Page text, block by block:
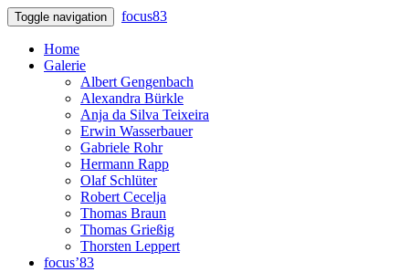
Toggle navigation focus83
Home
Galerie
Albert Gengenbach
Alexandra Bürkle
Anja da Silva Teixeira
Erwin Wasserbauer
Gabriele Rohr
Hermann Rapp
Olaf Schlüter
Robert Cecelja
Thomas Braun
Thomas Grießig
Thorsten Leppert
focus’83